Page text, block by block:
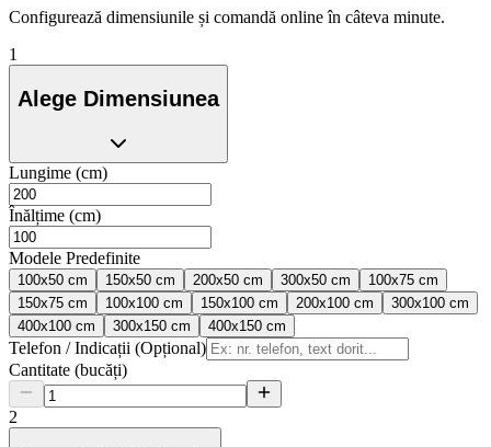
Configurează dimensiunile și comandă online în câteva minute.
1
Alege Dimensiunea
Lungime (cm)
Înălțime (cm)
Modele Predefinite
100x50 cm 150x50 cm 200x50 cm 300x50 cm
100x75 cm
150x75 cm
100x100 cm 150x100 cm 200x100 cm
300x100 cm
400x100 cm
300x150 cm 400x150 cm
Telefon / Indicații (Opțional)
Cantitate (bucăți)
2